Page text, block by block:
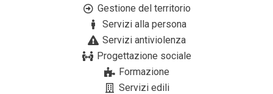
Gestione del territorio
Servizi alla persona
Servizi antiviolenza
Progettazione sociale
Formazione
Servizi edili